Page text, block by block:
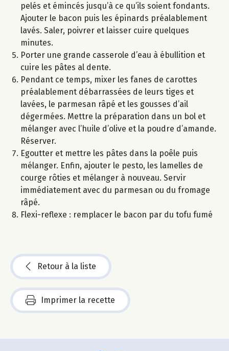
pelés et émincés jusqu’à ce qu’ils soient fondants.
Ajouter le bacon puis les épinards préalablement
lavés. Saler, poivrer et laisser cuire quelques
minutes.
Porter une grande casserole d’eau à ébullition et
cuire les pâtes al dente.
Pendant ce temps, mixer les fanes de carottes
préalablement débarrassées de leurs tiges et
lavées, le parmesan râpé et les gousses d’ail
dégermées. Mettre la préparation dans un bol et
mélanger avec l’huile d’olive et la poudre d’amande.
Réserver.
Egoutter et mettre les pâtes dans la poêle puis
mélanger. Enfin, ajouter le pesto, les lamelles de
courge rôties et mélanger à nouveau. Servir
immédiatement avec du parmesan ou du fromage
râpé.
Flexi-reflexe : remplacer le bacon par du tofu fumé
Retour à la liste
Imprimer la recette